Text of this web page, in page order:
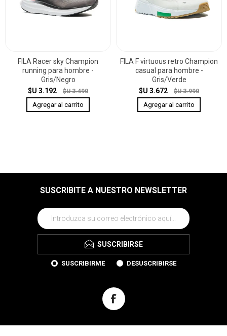
FILA Racer sky Champion
running para hombre -
Gris/Negro
$U 3.192
$U 3.490
FILA F virtuous retro Champion
casual para hombre -
Gris/Verde
$U 3.672
$U 3.990
SUSCRIBITE A NUESTRO NEWSLETTER
SUSCRIBIRSE
SUSCRIBIRME DESUSCRIBIRSE